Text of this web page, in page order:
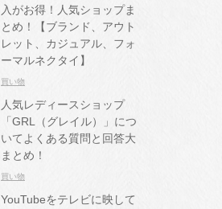
入がお得！人気ショップま
とめ！【ブランド、アウト
レット、カジュアル、フォ
ーマルネクタイ】
買い物
人気レディースショップ
「GRL（グレイル）」につ
いてよくある質問と回答大
まとめ！
買い物
YouTubeをテレビに映して